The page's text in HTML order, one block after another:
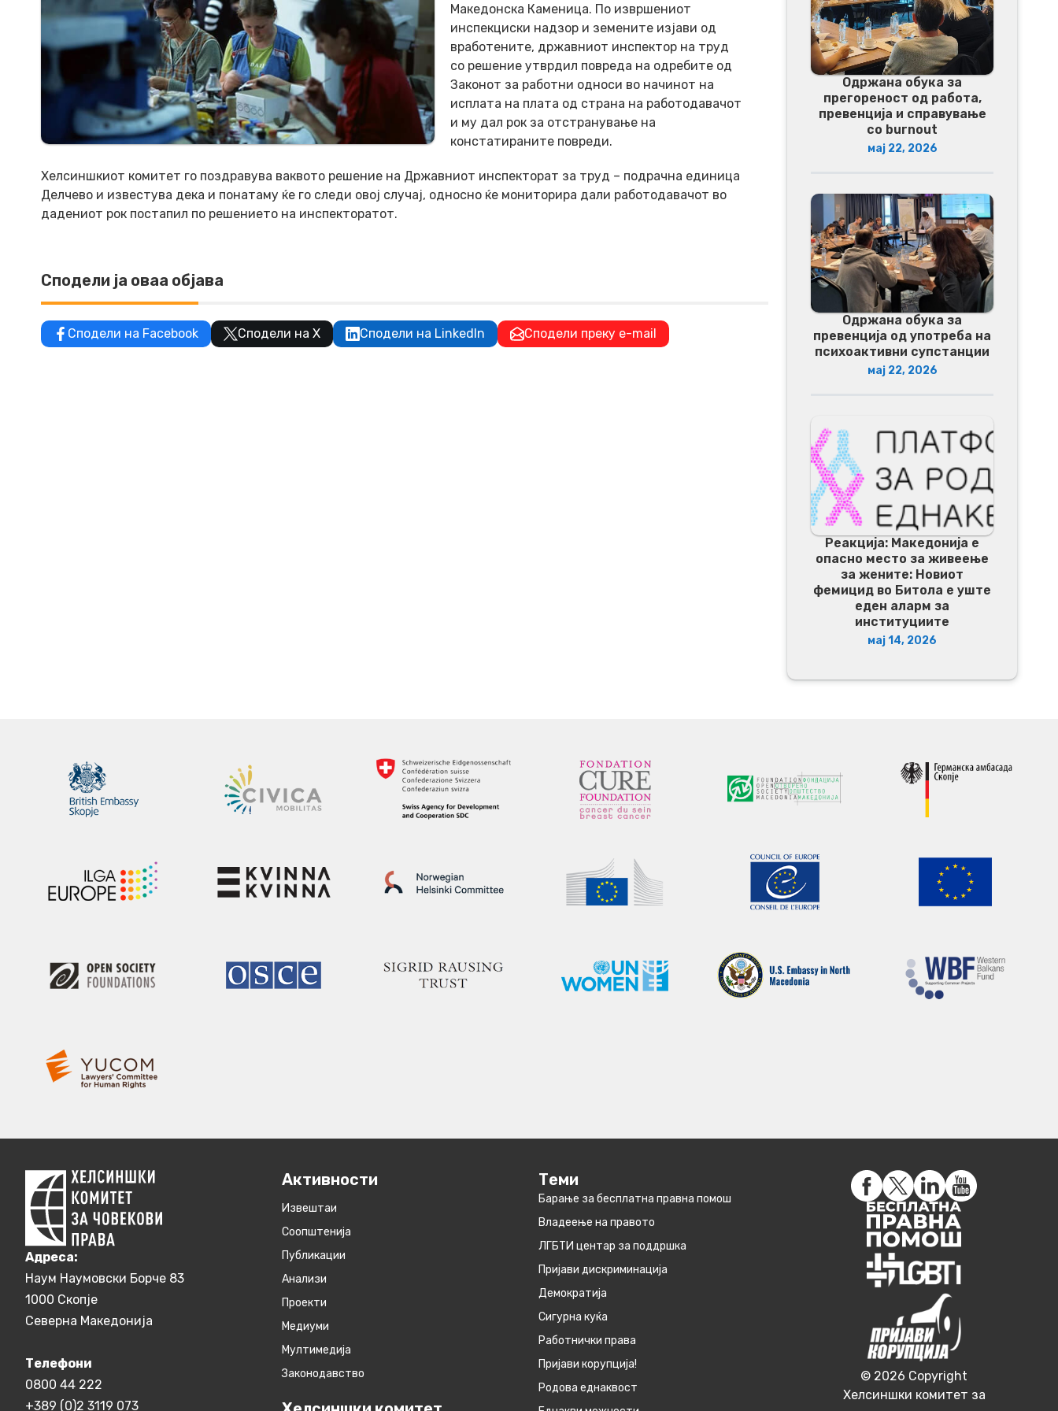
Македонска Каменица. По извршениот
инспекциски надзор и земените изјави од
вработените, државниот инспектор на труд
со решение утврдил повреда на одребите од
Законот за работни односи во начинот на
исплата на плата од страна на работодавачот
и му дал рок за отстранување на
констатираните повреди.
Хелсиншкиот комитет го поздравува ваквото решение на Државниот инспекторат за труд – подрачна единица
Делчево и известува дека и понатаму ќе го следи овој случај, односно ќе мониторира дали работодавачот во
дадениот рок постапил по решението на инспекторатот.
Сподели ја оваа објава
Сподели на Facebook Сподели на X Сподели на LinkedIn Сподели преку e-mail
Одржана обука за
прегореност од работа,
превенција и справување
со burnout
мај 22, 2026
Одржана обука за
превенција од употреба на
психоактивни супстанции
мај 22, 2026
Реакција: Македонија е
опасно место за живеење
за жените: Новиот
фемицид во Битола е уште
еден аларм за
институциите
мај 14, 2026
Aдреса:
Наум Наумовски Борче 83
1000 Скопје
Северна Македонија
Телефони
0800 44 222
+389 (0)2 3119 073
Активности
Извештаи
Соопштенија
Публикации
Анализи
Проекти
Медиуми
Мултимедија
Законодавство
Теми
Барање за бесплатна правна помош
Владеење на правото
ЛГБТИ центар за поддршка
Пријави дискриминација
Демократија
Сигурна куќа
Работнички права
Пријави корупција!
Родова еднаквост
© 2026 Copyright
Хелсиншки комитет за